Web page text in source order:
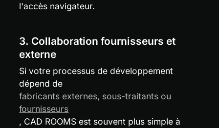
l'accès navigateur.
3. Collaboration fournisseurs et
externe
Si votre processus de développement
dépend de
fabricants externes, sous-traitants ou
fournisseurs
, CAD ROOMS est souvent plus simple à